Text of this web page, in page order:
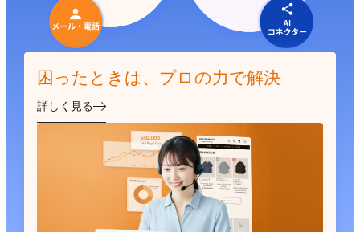
困ったときは、プロの力で解決
詳しく見る